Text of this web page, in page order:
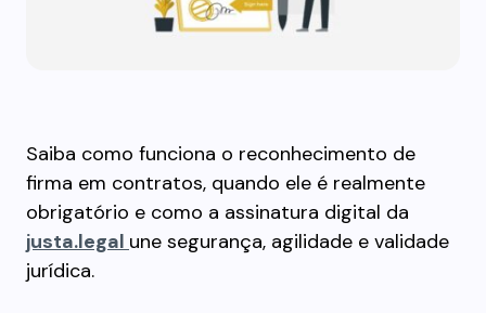
Saiba como funciona o reconhecimento de
firma em contratos, quando ele é realmente
obrigatório e como a assinatura digital da
justa.legal une segurança, agilidade e validade
jurídica.